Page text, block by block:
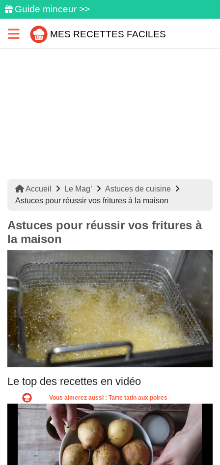
Guide minceur >>
MES RECETTES FACILES
Accueil Le Mag’
Astuces de cuisine
Astuces pour réussir vos fritures à la maison
Astuces pour réussir vos fritures à
la maison
Le top des recettes en vidéo